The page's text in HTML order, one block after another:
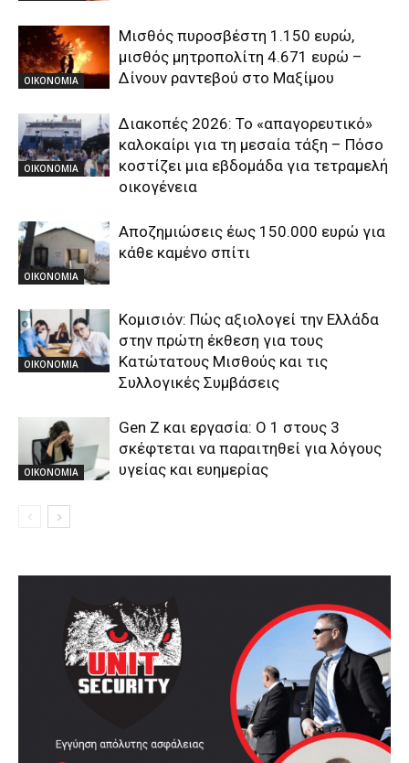
ΟΙΚΟΝΟΜΙΑ
Μισθός πυροσβέστη 1.150 ευρώ,
μισθός μητροπολίτη 4.671 ευρώ –
Δίνουν ραντεβού στο Μαξίμου
ΟΙΚΟΝΟΜΙΑ
Διακοπές 2026: Το «απαγορευτικό»
καλοκαίρι για τη μεσαία τάξη – Πόσο
κοστίζει μια εβδομάδα για τετραμελή
οικογένεια
ΟΙΚΟΝΟΜΙΑ
Αποζημιώσεις έως 150.000 ευρώ για
κάθε καμένο σπίτι
ΟΙΚΟΝΟΜΙΑ
Κομισιόν: Πώς αξιολογεί την Ελλάδα
στην πρώτη έκθεση για τους
Κατώτατους Μισθούς και τις
Συλλογικές Συμβάσεις
ΟΙΚΟΝΟΜΙΑ
Gen Z και εργασία: Ο 1 στους 3
σκέφτεται να παραιτηθεί για λόγους
υγείας και ευημερίας